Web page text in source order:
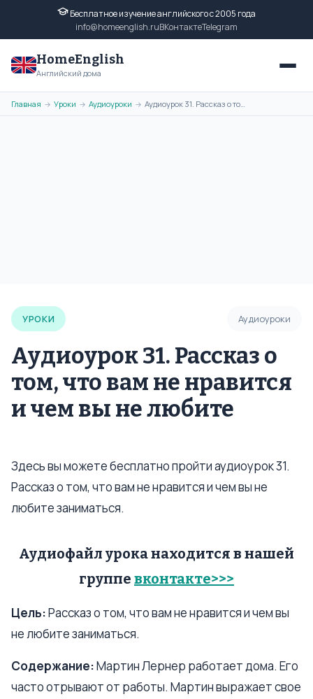
Бесплатное изучение английского с 2005 года
info@homeenglish.ruВКонтактеTelegram
HomeEnglish
Английский дома
Главная → Уроки → Аудиоуроки → Аудиоурок 31. Рассказ о том, что вам не нравится и чем вы не любите
УРОКИ Аудиоуроки
Аудиоурок 31. Рассказ о
том, что вам не нравится
и чем вы не любите
Здесь вы можете бесплатно пройти аудиоурок 31.
Рассказ о том, что вам не нравится и чем вы не
любите заниматься.
Аудиофайл урока находится в нашей
группе вконтакте>>>
Цель:Рассказ о том, что вам не нравится и чем вы
не любите заниматься.
Содержание:Мартин Лернер работает дома. Его
часто отрывают от работы. Мартин выражает свое